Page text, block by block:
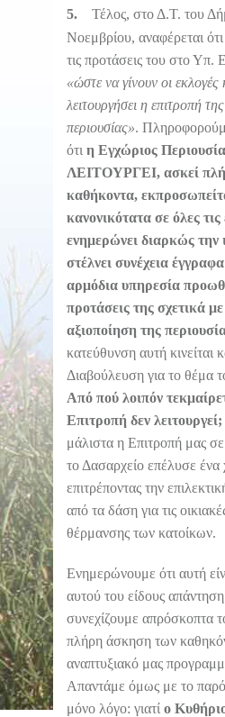
5. Τέλος, στο Δ.Τ. του
Νοεμβρίου, αναφέρεται
τις προτάσεις του στο Υπ.
«ώστε να γίνουν οι εκλογές
λειτουργήσει η επιτροπή
περιουσίας».
ότι η Εγχώριος Περιουσία
ΛΕΙΤΟΥΡΓΕΙ, ασκεί
καθήκοντα,
κανονικότατα σε όλες
ενημερώνει διαρκώς την
στέλνει συνέχεια
αρμόδια υπηρεσία
προτάσεις της σχετικά
αξιοποίηση της
κατεύθυνση αυτή κινείται
Διαβούλευση για το θέμα
Από πού λοιπόν
Επιτροπή δεν λειτουργεί;
μάλιστα η Επιτροπή μας
το Δασαρχείο επέλυσε ένα
επιτρέποντας την
από τα δάση για τις
θέρμανσης των κατοίκων.
Ενημερώνουμε ότι αυτή
αυτού του είδους απάντηση
συνεχίζουμε απρόσκοπτα
πλήρη άσκηση των
αναπτυξιακό μας
Απαντάμε όμως με το
μόνο λόγο: γιατί ο